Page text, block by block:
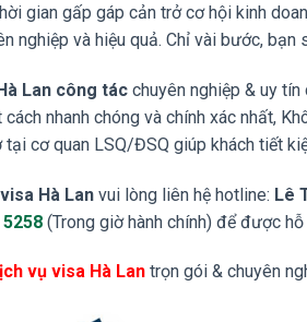
gian gấp gáp cản trở cơ hội kinh
nghiệp và hiệu quả. Chỉ vài bước,
Lan công tác chuyên nghiệp & uy
nhanh chóng và chính xác nhất,
cơ quan LSQ/ĐSQ giúp khách tiết
Hà Lan vui lòng liên hệ hotline: Lê
(Trong giờ hành chính) để được
vụ visa Hà Lan trọn gói & chuyên